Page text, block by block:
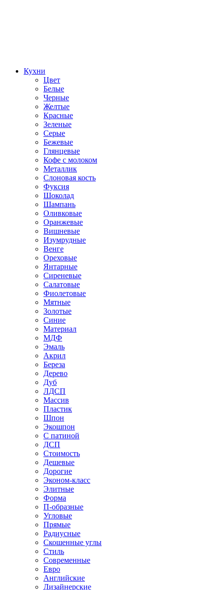
Кухни
Цвет
Белые
Черные
Желтые
Красные
Зеленые
Серые
Бежевые
Глянцевые
Кофе с молоком
Металлик
Слоновая кость
Фуксия
Шоколад
Шампань
Оливковые
Оранжевые
Вишневые
Изумрудные
Венге
Ореховые
Янтарные
Сиреневые
Салатовые
Фиолетовые
Мятные
Золотые
Синие
Материал
МДФ
Эмаль
Акрил
Береза
Дерево
Дуб
ЛДСП
Массив
Пластик
Шпон
Экошпон
С патиной
ДСП
Стоимость
Дешевые
Дорогие
Эконом-класс
Элитные
Форма
П-образные
Угловые
Прямые
Радиусные
Скошенные углы
Стиль
Современные
Евро
Английские
Дизайнерские